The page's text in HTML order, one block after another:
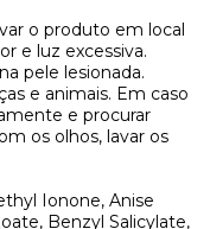
o produto em local
e luz excessiva.
pele lesionada.
e animais. Em caso
e procurar
os olhos, lavar os
Ionone, Anise
Benzyl Salicylate,